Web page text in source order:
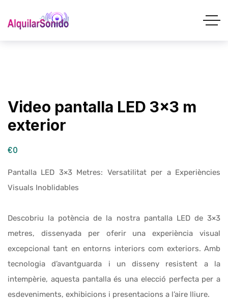
Video pantalla LED 3×3 m
exterior
€0
Pantalla LED 3×3 Metres: Versatilitat per a Experiències
Visuals Inoblidables
Descobriu la potència de la nostra pantalla LED de 3×3
metres, dissenyada per oferir una experiència visual
excepcional tant en entorns interiors com exteriors. Amb
tecnologia d’avantguarda i un disseny resistent a la
intempèrie, aquesta pantalla és una elecció perfecta per a
esdeveniments, exhibicions i presentacions a l’aire lliure.